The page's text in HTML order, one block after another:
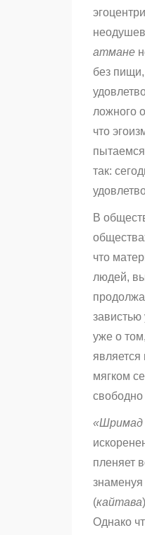
атмане
без
ложного
что
так:
В
что
людей,
завистью
уже о
мягком
свободно
«Шримад
пленяет
(кайтава
Однако